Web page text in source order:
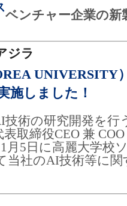
ベンチャー企業の新
ジラ
UNIVERSITY
施しました！
技術の研究開発を行
取締役CEO 兼
月5日に高麗大学校
当社のAI技術等に